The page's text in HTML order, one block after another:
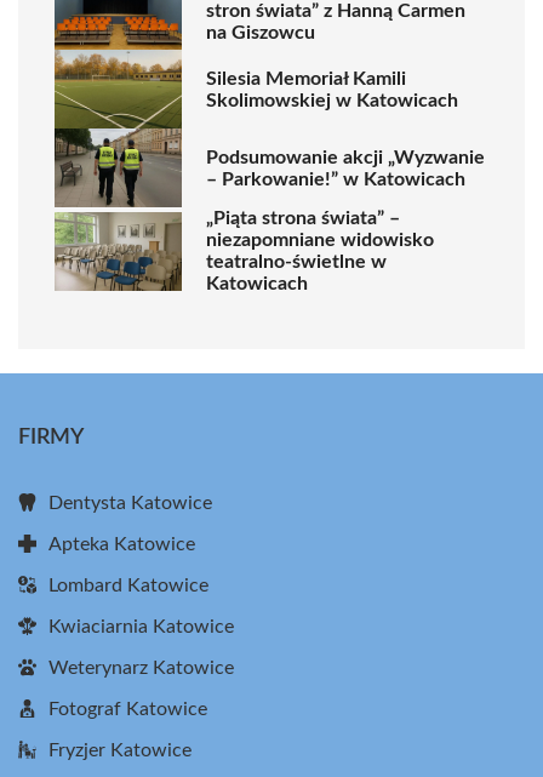
stron świata” z Hanną Carmen
na Giszowcu
Silesia Memoriał Kamili
Skolimowskiej w Katowicach
Podsumowanie akcji „Wyzwanie
– Parkowanie!” w Katowicach
„Piąta strona świata” –
niezapomniane widowisko
teatralno-świetlne w
Katowicach
FIRMY
Dentysta Katowice
Apteka Katowice
Lombard Katowice
Kwiaciarnia Katowice
Weterynarz Katowice
Fotograf Katowice
Fryzjer Katowice